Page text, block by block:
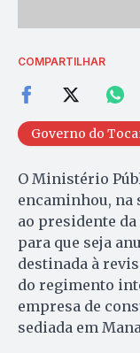
COMPARTILHAR
Governo do
O Ministério
encaminhou, na
ao presidente
para que seja
destinada à
do regimento
empresa de
sediada em